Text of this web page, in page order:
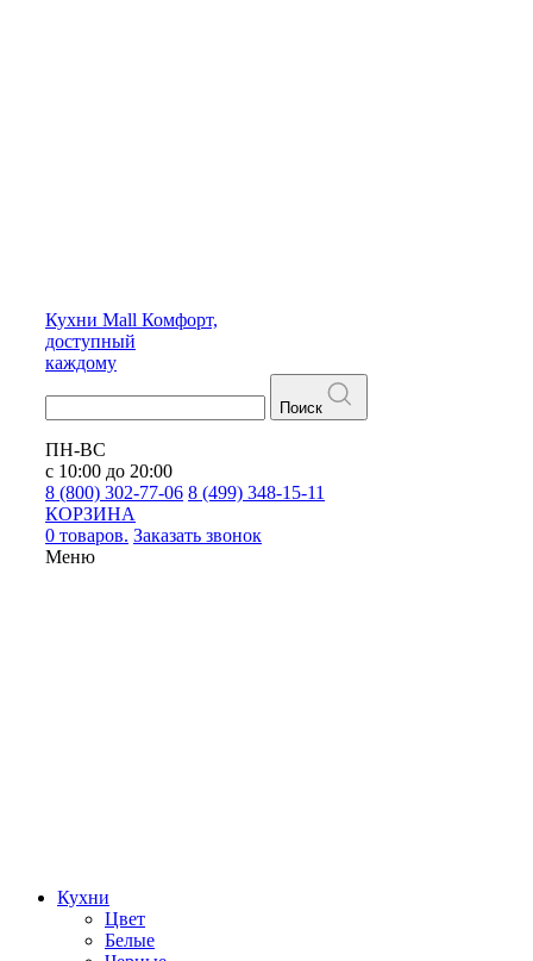
Кухни Mall Комфорт,
доступный
каждому
Поиск
ПН-ВС
с 10:00 до 20:00
8 (800) 302-77-06 8 (499) 348-15-11
КОРЗИНА
0 товаров. Заказать звонок
Меню
Кухни
Цвет
Белые